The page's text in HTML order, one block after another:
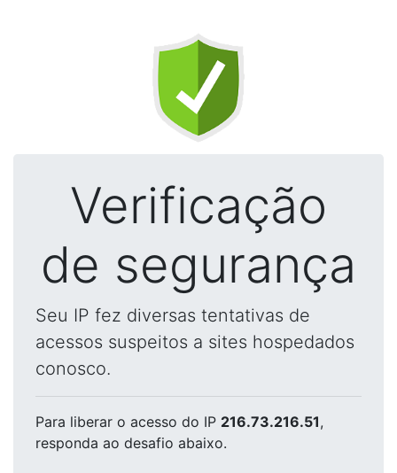
Verificação
de segurança
Seu IP fez diversas tentativas de
acessos suspeitos a sites hospedados
conosco.
Para liberar o acesso do IP 216.73.216.51,
responda ao desafio abaixo.